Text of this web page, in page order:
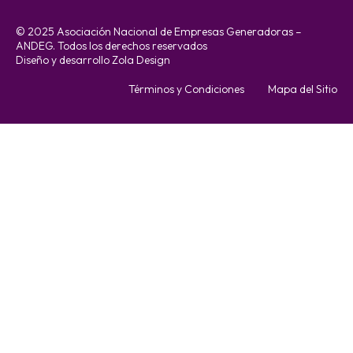
© 2025 Asociación Nacional de Empresas Generadoras –
ANDEG. Todos los derechos reservados
Diseño y desarrollo Zola Design
Términos y Condiciones Mapa del Sitio